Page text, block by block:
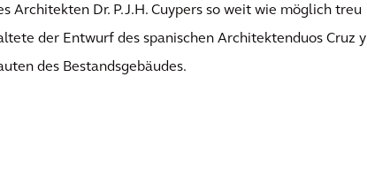
Architekten Dr. P.J.H. Cuypers so weit wie möglich treu
der Entwurf des spanischen Architektenduos Cruz y
des Bestandsgebäudes.